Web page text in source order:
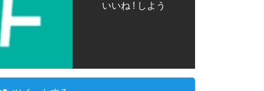
いいね ! しよう